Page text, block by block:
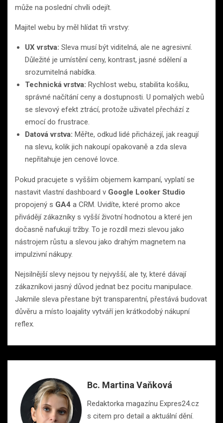
může na poslední chvíli odejít.
Majitel webu by měl hlídat tři vrstvy:
UX vrstva: Sleva musí být viditelná, ale ne agresivní.
Důležité je umístění ceny, kontrast, jasné sdělení a
srozumitelná nabídka.
Technická vrstva: Rychlost webu, stabilita košíku,
správné načítání ceny a dostupnosti. U pomalých webů
se slevový efekt ztrácí, protože uživatel přechází z
emocí do frustrace.
Datová vrstva: Měřte, odkud lidé přicházejí, jak reagují
na slevu, kolik jich nakoupí opakovaně a zda sleva
nepřitahuje jen cenové lovce.
Pokud pracujete s vyšším objemem kampaní, vyplatí se
nastavit vlastní dashboard v Google Looker Studio
propojený s GA4 a CRM. Uvidíte, které promo akce
přivádějí zákazníky s vyšší životní hodnotou a které jen
dočasně nafukují tržby. To je rozdíl mezi slevou jako
nástrojem růstu a slevou jako drahým magnetem na
impulzivní nákupy.
Nejsilnější slevy nejsou ty nejvyšší, ale ty, které dávají
zákazníkovi jasný důvod jednat bez pocitu manipulace.
Jakmile sleva přestane být transparentní, přestává budovat
důvěru a místo loajality vytváří jen krátkodobý nákupní
reflex.
Bc. Martina Vaňková
Redaktorka magazínu Expres24.cz
s citem pro detail a aktuální dění.